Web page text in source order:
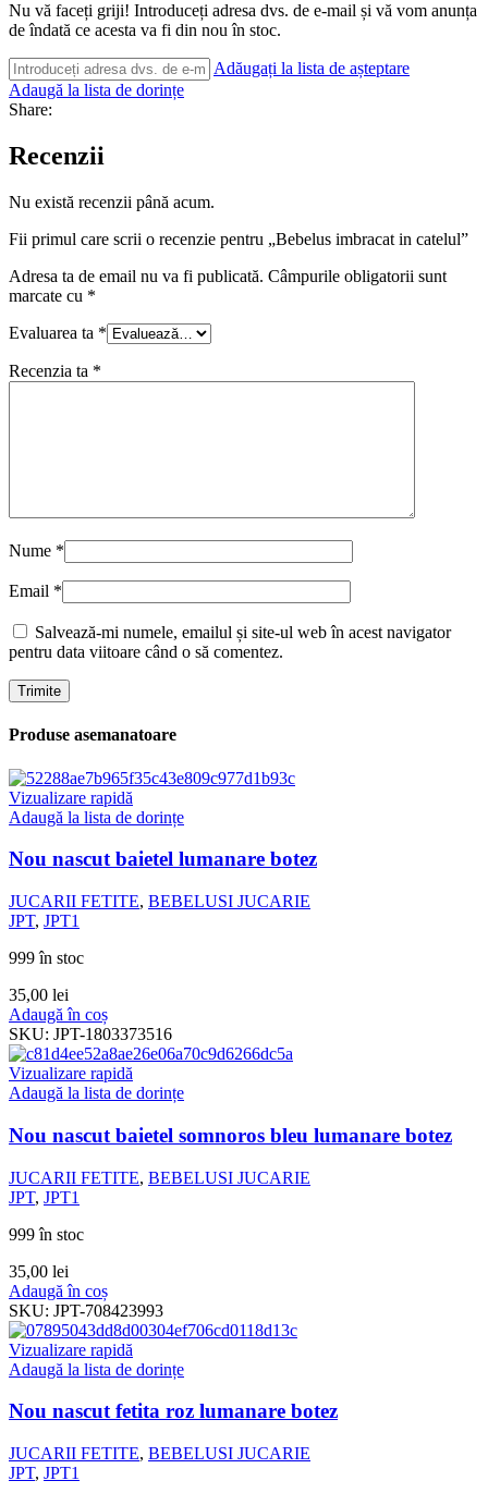
Nu vă faceți griji! Introduceți adresa dvs. de e-mail și vă vom anunța
de îndată ce acesta va fi din nou în stoc.
Adăugați la lista de așteptare
Adaugă la lista de dorințe
Share:
Recenzii
Nu există recenzii până acum.
Fii primul care scrii o recenzie pentru „Bebelus imbracat in catelul”
Adresa ta de email nu va fi publicată. Câmpurile obligatorii sunt
marcate cu *
Evaluarea ta *
Recenzia ta *
Nume *
Email *
Salvează-mi numele, emailul și site-ul web în acest navigator
pentru data viitoare când o să comentez.
Produse asemanatoare
Vizualizare rapidă
Adaugă la lista de dorințe
Nou nascut baietel lumanare botez
JUCARII FETITE, BEBELUSI JUCARIE
JPT, JPT1
999 în stoc
35,00 lei
Adaugă în coș
SKU: JPT-1803373516
Vizualizare rapidă
Adaugă la lista de dorințe
Nou nascut baietel somnoros bleu lumanare botez
JUCARII FETITE, BEBELUSI JUCARIE
JPT, JPT1
999 în stoc
35,00 lei
Adaugă în coș
SKU: JPT-708423993
Vizualizare rapidă
Adaugă la lista de dorințe
Nou nascut fetita roz lumanare botez
JUCARII FETITE, BEBELUSI JUCARIE
JPT, JPT1